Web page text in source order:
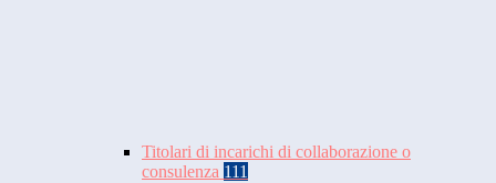
Titolari di incarichi di collaborazione o
consulenza 111